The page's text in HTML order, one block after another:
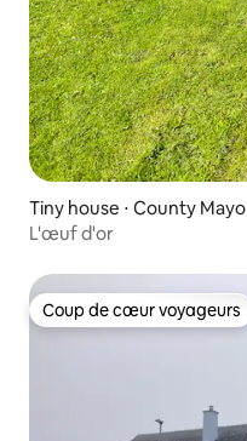
Tiny house ⋅ County Mayo
L'œuf d'or
Coup de cœur voyageurs
Coup de cœur voyageurs